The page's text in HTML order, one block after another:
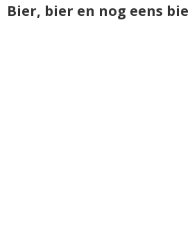
Bier, bier en nog eens